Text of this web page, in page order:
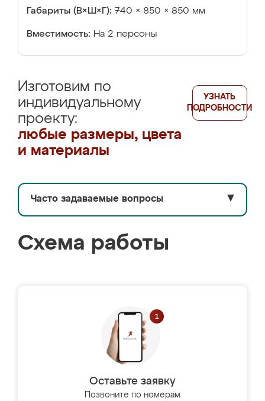
Габариты (В×Ш×Г): 740 × 850 × 850 мм
Вместимость: На 2 персоны
Изготовим по
индивидуальному
проекту:
любые размеры, цвета
и материалы
УЗНАТЬ
ПОДРОБНОСТИ
Часто задаваемые вопросы ▼
Схема работы
Оставьте заявку
Позвоните по номерам